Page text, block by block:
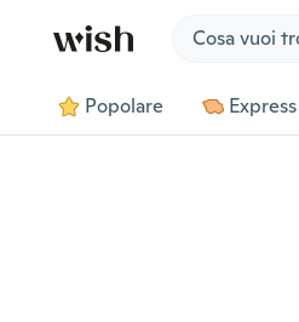
Popolare Express